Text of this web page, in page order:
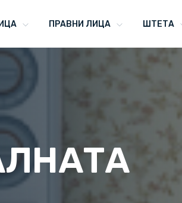
ПРАВНИ ЛИЦА ШТЕТА